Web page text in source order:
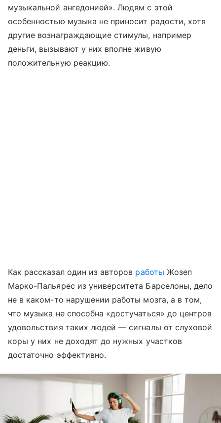
музыкальной ангедонией». Людям с этой
особенностью музыка не приносит радости, хотя
другие вознаграждающие стимулы, например
деньги, вызывают у них вполне живую
положительную реакцию.
Как рассказал один из авторов работы Жозеп
Марко-Пальярес из университета Барселоны, дело
не в каком-то нарушении работы мозга, а в том,
что музыка не способна «достучаться» до центров
удовольствия таких людей — сигналы от слуховой
коры у них не доходят до нужных участков
достаточно эффективно.